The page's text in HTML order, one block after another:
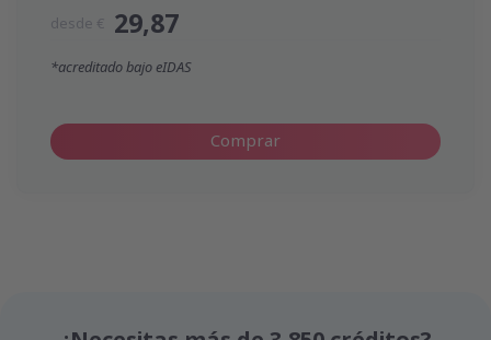
desde € 29,87
*acreditado bajo eIDAS
Comprar